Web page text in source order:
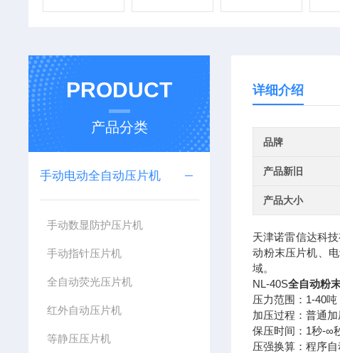
PRODUCT
产品分类
手动电动全自动压片机
手动数显防护压片机
手动指针压片机
全自动荧光压片机
红外自动压片机
等静压压片机
详细介绍
品牌
产品新旧
产品大小
天津诺雷信达科
动粉末压片机、
域。
NL-40S全自动粉
压力范围：1-40吨
加压过程：普通
保压时间：1秒-∞
压强换算：程序